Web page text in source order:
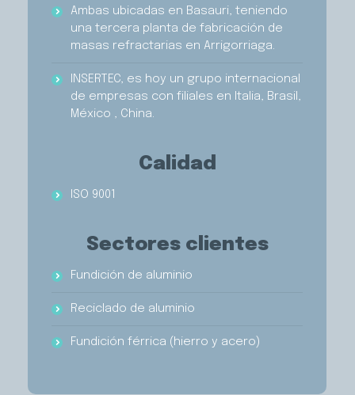
Ambas ubicadas en Basauri, teniendo
una tercera planta de fabricación de
masas refractarias en Arrigorriaga.
INSERTEC, es hoy un grupo internacional
de empresas con filiales en Italia, Brasil,
México , China.
Calidad
ISO 9001
Sectores clientes
Fundición de aluminio
Reciclado de aluminio
Fundición férrica (hierro y acero)